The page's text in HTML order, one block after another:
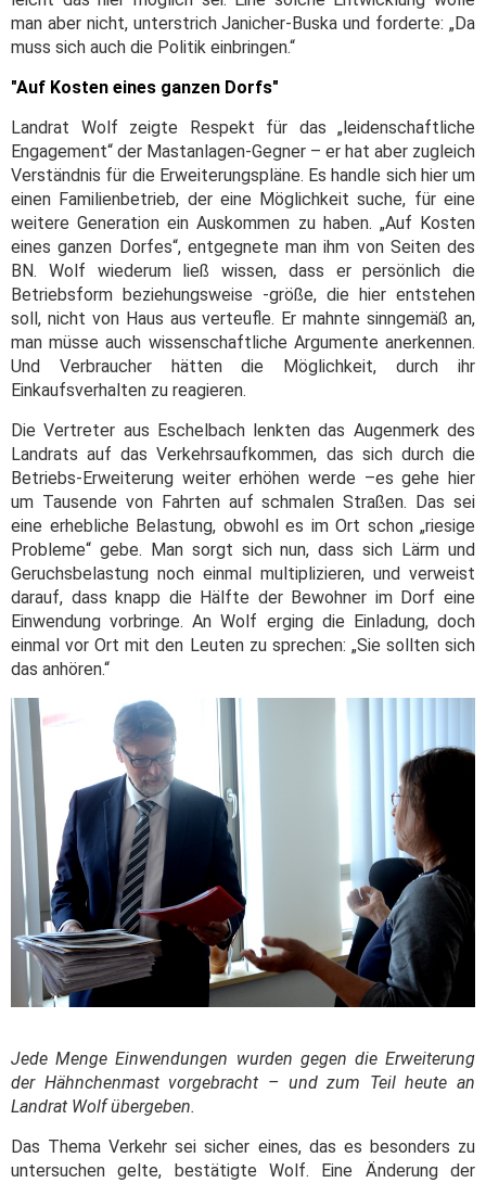
man aber nicht, unterstrich Janicher-Buska und forderte: „Da
muss sich auch die Politik einbringen.“
"Auf Kosten eines ganzen Dorfs"
Landrat Wolf zeigte Respekt für das „leidenschaftliche
Engagement“ der Mastanlagen-Gegner – er hat aber zugleich
Verständnis für die Erweiterungspläne. Es handle sich hier um
einen Familienbetrieb, der eine Möglichkeit suche, für eine
weitere Generation ein Auskommen zu haben. „Auf Kosten
eines ganzen Dorfes“, entgegnete man ihm von Seiten des
BN. Wolf wiederum ließ wissen, dass er persönlich die
Betriebsform beziehungsweise -größe, die hier entstehen
soll, nicht von Haus aus verteufle. Er mahnte sinngemäß an,
man müsse auch wissenschaftliche Argumente anerkennen.
Und Verbraucher hätten die Möglichkeit, durch ihr
Einkaufsverhalten zu reagieren.
Die Vertreter aus Eschelbach lenkten das Augenmerk des
Landrats auf das Verkehrsaufkommen, das sich durch die
Betriebs-Erweiterung weiter erhöhen werde –es gehe hier
um Tausende von Fahrten auf schmalen Straßen. Das sei
eine erhebliche Belastung, obwohl es im Ort schon „riesige
Probleme“ gebe. Man sorgt sich nun, dass sich Lärm und
Geruchsbelastung noch einmal multiplizieren, und verweist
darauf, dass knapp die Hälfte der Bewohner im Dorf eine
Einwendung vorbringe. An Wolf erging die Einladung, doch
einmal vor Ort mit den Leuten zu sprechen: „Sie sollten sich
das anhören.“
Jede Menge Einwendungen wurden gegen die Erweiterung
der Hähnchenmast vorgebracht – und zum Teil heute an
Landrat Wolf übergeben.
Das Thema Verkehr sei sicher eines, das es besonders zu
untersuchen gelte, bestätigte Wolf. Eine Änderung der